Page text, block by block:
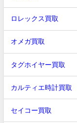
ロレックス買取
オメガ買取
タグホイヤー買取
カルティエ時計買取
セイコー買取